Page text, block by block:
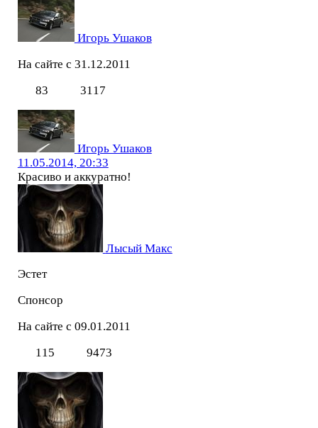
Игорь Ушаков
На сайте с 31.12.2011
83
3117
Игорь Ушаков
11.05.2014, 20:33
Красиво и аккуратно!
Лысый Макс
Эстет
Спонсор
На сайте с 09.01.2011
115
9473